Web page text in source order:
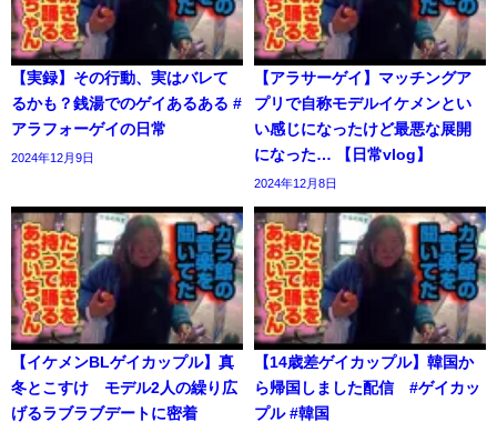
【実録】その行動、実はバレて
るかも？銭湯でのゲイあるある #
アラフォーゲイの日常
2024年12月9日
【アラサーゲイ】マッチングア
プリで自称モデルイケメンとい
い感じになったけど最悪な展開
になった… 【日常vlog】
2024年12月8日
【イケメンBLゲイカップル】真
冬とこすけ モデル2人の繰り広
げるラブラブデートに密着
【14歳差ゲイカップル】韓国か
ら帰国しました配信 #ゲイカッ
プル #韓国